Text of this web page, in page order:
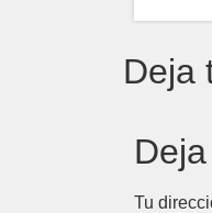
Deja
Tu